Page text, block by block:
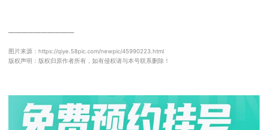
──────────
图片来源：https://qiye.58pic.com/newpic/45990223.html
版权声明：版权归原作者所有，如有侵权请与本号联系删除！